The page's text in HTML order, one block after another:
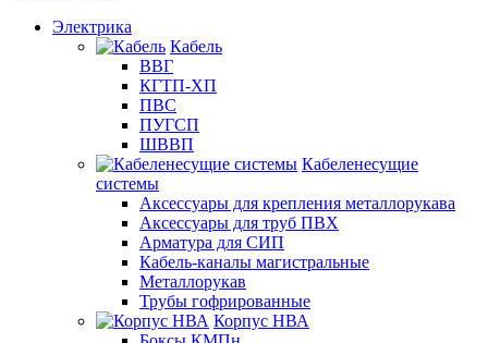
Электрика
Кабель
ВВГ
КГТП-ХП
ПВС
ПУГСП
ШВВП
Кабеленесущие
системы
Аксессуары для крепления металлорукава
Аксессуары для труб ПВХ
Арматура для СИП
Кабель-каналы магистральные
Металлорукав
Трубы гофрированные
Корпус НВА